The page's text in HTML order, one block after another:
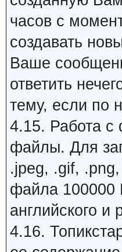
часов с
создавать
Ваше
ответить
тему, если по
4.15. Работа с
файлы. Для
.jpeg, .gif,
файла 100000
английского и
4.16.